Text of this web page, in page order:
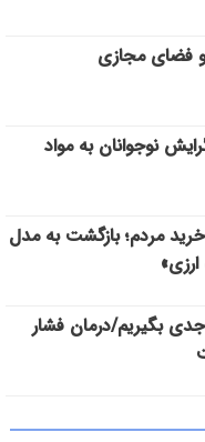
فضای مجازی
نوجوانان به مواد
مردم؛ بازگشت به مدل
بگیریم/درمان فشار